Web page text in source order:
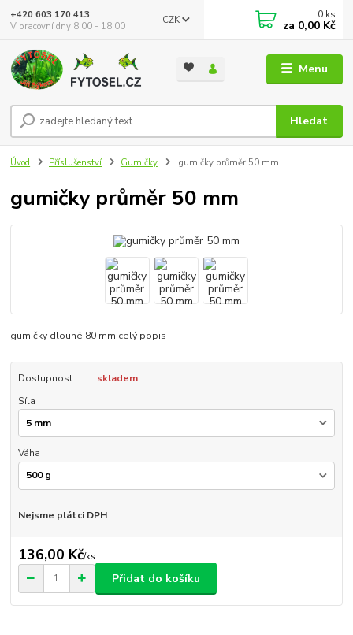
Menu
CZK
Hledat
+420 603 170 413
V pracovní dny 8:00 - 18:00
0 ks
za 0,00 Kč
Úvod Příslušenství Gumičky gumičky průměr 50 mm
gumičky průměr 50 mm
gumičky dlouhé 80 mm celý popis
Dostupnost
skladem
Síla
Váha
Nejsme plátci DPH
136,00 Kč/ks
Přidat do košíku